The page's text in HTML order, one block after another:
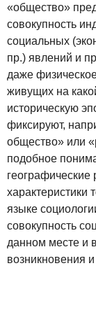
«общество»
совокупность
социальных
пр.) явлений и
даже
живущих на
историческую
фиксируют,
общество» или
подобное
характеристики
языке
совокупность
данном месте и
возникновения